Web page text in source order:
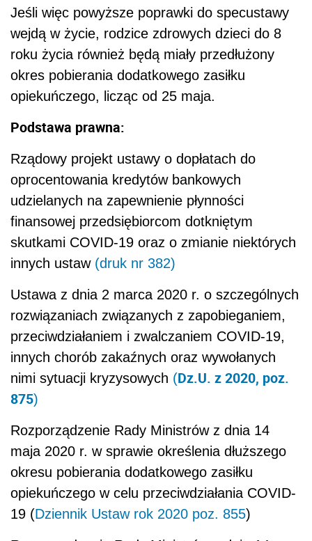
Jeśli więc powyższe poprawki do specustawy
wejdą w życie, rodzice zdrowych dzieci do 8
roku życia również będą miały przedłużony
okres pobierania dodatkowego zasiłku
opiekuńczego, licząc od 25 maja.
Podstawa prawna:
Rządowy projekt ustawy o dopłatach do
oprocentowania kredytów bankowych
udzielanych na zapewnienie płynności
finansowej przedsiębiorcom dotkniętym
skutkami COVID-19 oraz o zmianie niektórych
innych ustaw (druk nr 382)
Ustawa z dnia 2 marca 2020 r. o szczególnych
rozwiązaniach związanych z zapobieganiem,
przeciwdziałaniem i zwalczaniem COVID-19,
innych chorób zakaźnych oraz wywołanych
nimi sytuacji kryzysowych (Dz.U. z 2020, poz.
875)
Rozporządzenie Rady Ministrów z dnia 14
maja 2020 r. w sprawie określenia dłuższego
okresu pobierania dodatkowego zasiłku
opiekuńczego w celu przeciwdziałania COVID-
19 (Dziennik Ustaw rok 2020 poz. 855)